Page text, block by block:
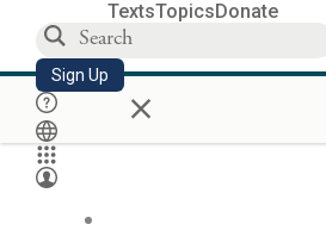
TextsTopicsDonate
Sign Up ×
תַּעֲשֶׂ֖ה עַל־שְׁנֵ֣י